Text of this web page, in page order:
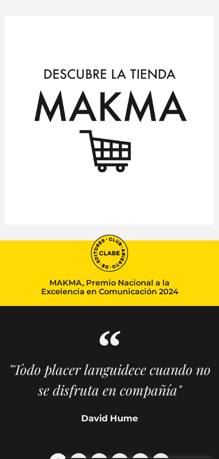
MAKMA, Premio Nacional a la
Excelencia en Comunicación 2024
"Todo placer languidece cuando no
se disfruta en compañía"
David Hume